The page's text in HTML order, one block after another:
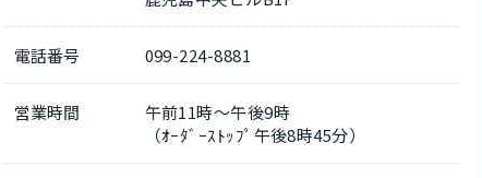
電話番号 099-224-8881
営業時間
午前11時～午後9時
（ｵｰﾀﾞｰｽﾄｯﾌﾟ午後8時45分）